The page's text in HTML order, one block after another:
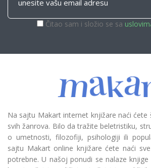
Čitao sam i složio se sa
Na sajtu Makart internet knjižare naći ćete
svih žanrova. Bilo da tražite beletristiku,
o umetnosti, filozofiji, psihologiji ili
sajtu Makart online knjižare ćete naći
potrebne. U našoj ponudi se nalaze